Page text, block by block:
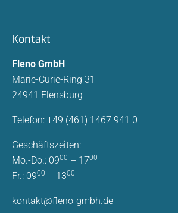
Kontakt
Fleno GmbH
Marie-Curie-Ring 31
24941 Flensburg
Telefon: +49 (461) 1467 941 0
Geschäftszeiten:
Mo.-Do.: 0900 – 1700
Fr.: 0900 – 1300
kontakt@fleno-gmbh.de